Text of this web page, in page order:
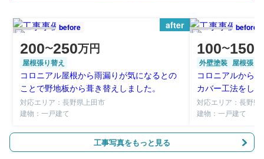
after
before
200〜250万円
屋根張り替え
コロニアル屋根から雨漏りが気になるとの
ことで野地板から葺き替えしました。
対応エリア：長野県上田市
建物：一戸建て
before
100〜150
外壁塗装 屋根張り
コロニアルから
カバー工法をし
対応エリア：長野県
建物：一戸建て
工事写真をもっと見る